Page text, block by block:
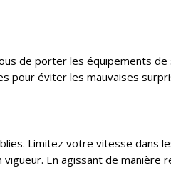
de porter les équipements de
pour éviter les mauvaises
Limitez votre vitesse dans
En agissant de manière